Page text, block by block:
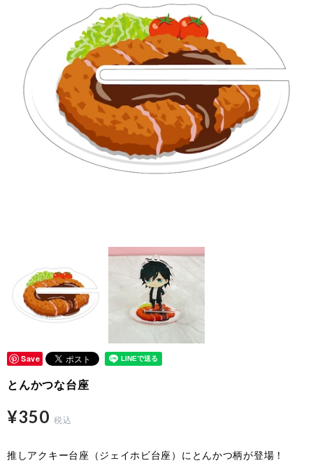
Save
とんかつな台座
¥350 税込
推しアクキー台座（ジェイホビ台座）にとんかつ柄が登場！